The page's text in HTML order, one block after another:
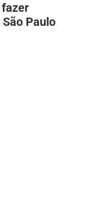
Paulo